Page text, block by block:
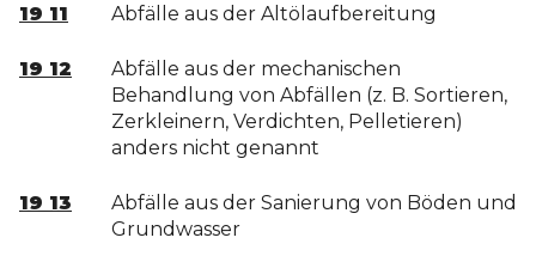
19 11 Abfälle aus der Altölaufbereitung
19 12
Abfälle aus der mechanischen
Behandlung von Abfällen (z. B. Sortieren,
Zerkleinern, Verdichten, Pelletieren)
anders nicht genannt
19 13
Abfälle aus der Sanierung von Böden und
Grundwasser